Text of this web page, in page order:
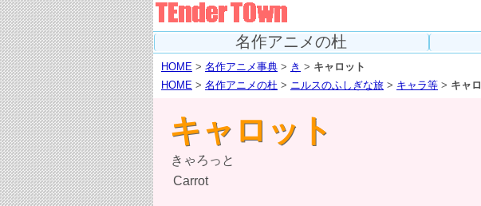
名作アニメの杜
HOME > 名作アニメ事典 > き > キャロット
HOME > 名作アニメの杜 > ニルスのふしぎな旅 > キャラ等 > キャ
キャロット
きゃろっと
Carrot